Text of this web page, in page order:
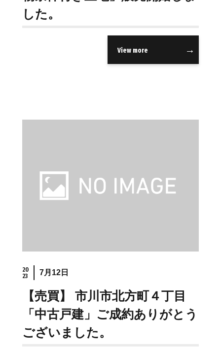
した。
View more
20
23
7月12日
【売買】 市川市北方町４丁目
「中古戸建」ご成約ありがとう
ございました。